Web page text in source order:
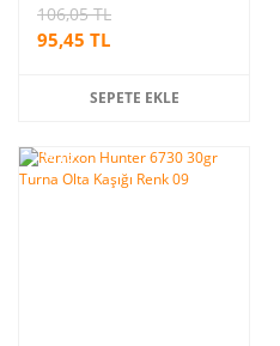
95,45 TL
106,05 TL
SEPETE EKLE
%10